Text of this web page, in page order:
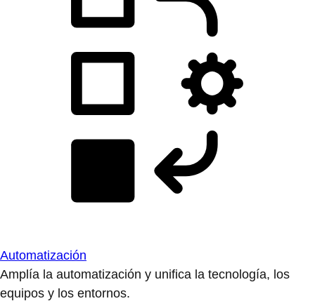
Automatización
Amplía la automatización y unifica la tecnología, los
equipos y los entornos.